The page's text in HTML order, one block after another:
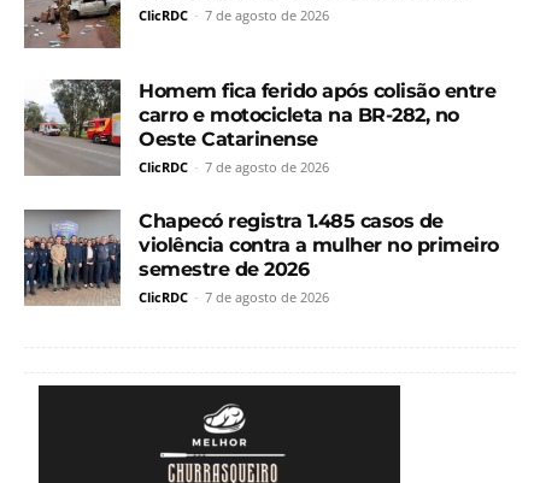
ClicRDC - 7 de agosto de 2026
Homem fica ferido após colisão entre
carro e motocicleta na BR-282, no
Oeste Catarinense
ClicRDC - 7 de agosto de 2026
Chapecó registra 1.485 casos de
violência contra a mulher no primeiro
semestre de 2026
ClicRDC - 7 de agosto de 2026